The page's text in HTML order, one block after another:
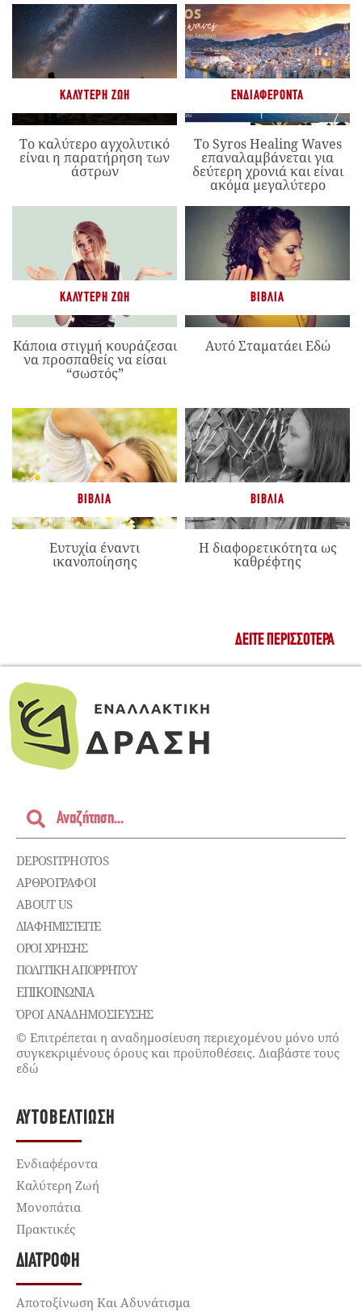
ΚΑΛΎΤΕΡΗ ΖΩΉ
Το καλύτερο αγχολυτικό
είναι η παρατήρηση των
άστρων
ΕΝΔΙΑΦΈΡΟΝΤΑ
Το Syros Healing Waves
επαναλαμβάνεται για
δεύτερη χρονιά και είναι
ακόμα μεγαλύτερο
ΚΑΛΎΤΕΡΗ ΖΩΉ
Κάποια στιγμή κουράζεσαι
να προσπαθείς να είσαι
“σωστός”
ΒΙΒΛΊΑ
Αυτό Σταματάει Εδώ
ΒΙΒΛΊΑ
Ευτυχία έναντι
ικανοποίησης
ΒΙΒΛΊΑ
Η διαφορετικότητα ως
καθρέφτης
ΔΕΊΤΕ ΠΕΡΙΣΣΌΤΕΡΑ
DEPOSITPHOTOS
ΑΡΘΡΟΓΡΑΦΟΙ
ABOUT US
ΔΙΑΦΗΜΙΣΤΕΊΤΕ
ΌΡΟΙ ΧΡΉΣΗΣ
ΠΟΛΙΤΙΚΉ ΑΠΟΡΡΉΤΟΥ
ΕΠΙΚΟΙΝΩΝΊΑ
ΌΡΟΙ ΑΝΑΔΗΜΟΣΙΕΥΣΗΣ
© Επιτρέπεται η αναδημοσίευση περιεχομένου μόνο υπό
συγκεκριμένους όρους και προϋποθέσεις. Διαβάστε τους
εδώ
ΑΥΤΟΒΕΛΤΊΩΣΗ
Ενδιαφέροντα
Καλύτερη Ζωή
Μονοπάτια
Πρακτικές
ΔΙΑΤΡΟΦΉ
Αποτοξίνωση Και Αδυνάτισμα